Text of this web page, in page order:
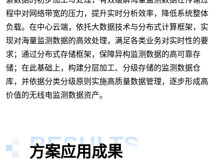
程中对网络带宽的压力，提升实时分析效率，降低系统整体
负载。在中心云端，依托大数据技术与分布式计算框架，实
现对海量监测数据的高效处理，满足各类业务对实时性的要
求；通过分布式存储框架，保障异构监测数据的高可靠存
储；在此基础上，构建分层加工、分级存储的监测数据仓
库，并依据分类分级原则实施高质量数据管理，逐步形成高
价值的无线电监测数据资产。
方案应用成果
RESULTS